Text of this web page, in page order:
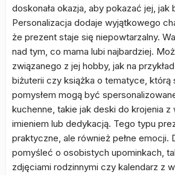
doskonała okazja, aby pokazać jej, jak
Personalizacja dodaje wyjątkowego
że prezent staje się niepowtarzalny.
nad tym, co mama lubi najbardziej.
związanego z jej hobby, jak na
biżuterii czy książka o tematyce, którą
pomysłem mogą być
kuchenne, takie jak deski do krojenia
imieniem lub dedykacją. Tego typu
praktyczne, ale również pełne emocji.
pomyśleć o osobistych upominkach,
zdjęciami rodzinnymi czy kalendarz z